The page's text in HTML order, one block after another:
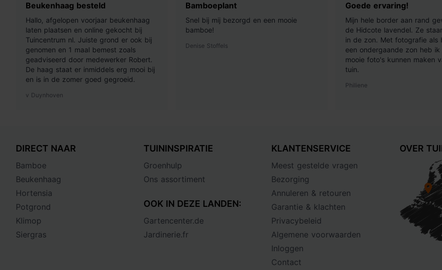
Beukenhaag besteld
Hallo, afgelopen voorjaar beukenhaag
laten plaatsen en online gekocht bij
Tuincentrum nl. Juiste grond er ook bij
genomen en 1 maal bemest zoals
geadviseerd door medewerker Robert.
De haag staat er inmiddels erg mooi bij
en is in de zomer goed gegroeid.
v Duynhoven
Bamboeplant
Snel bij mij bezorgd en een mooie
bamboe!
Denise Stoffels
Goede ervaring!
Mijn hele border aan rand
de Hidcote lavendel. Ze
in de zon. Met fotografie als
een ondergaande zon heb ik
mooie foto's kunnen maken
tuin.
Philiene
DIRECT NAAR
Bamboe
Beukenhaag
Hortensia
Potgrond
Klimop
Siergras
TUININSPIRATIE
Groenhulp
Ons assortiment
OOK IN DEZE LANDEN:
Gartencenter.de
Jardinerie.fr
KLANTENSERVICE
Meest gestelde vragen
Bezorging
Annuleren & retouren
Garantie & klachten
Privacybeleid
Algemene voorwaarden
Inloggen
Contact
OVER